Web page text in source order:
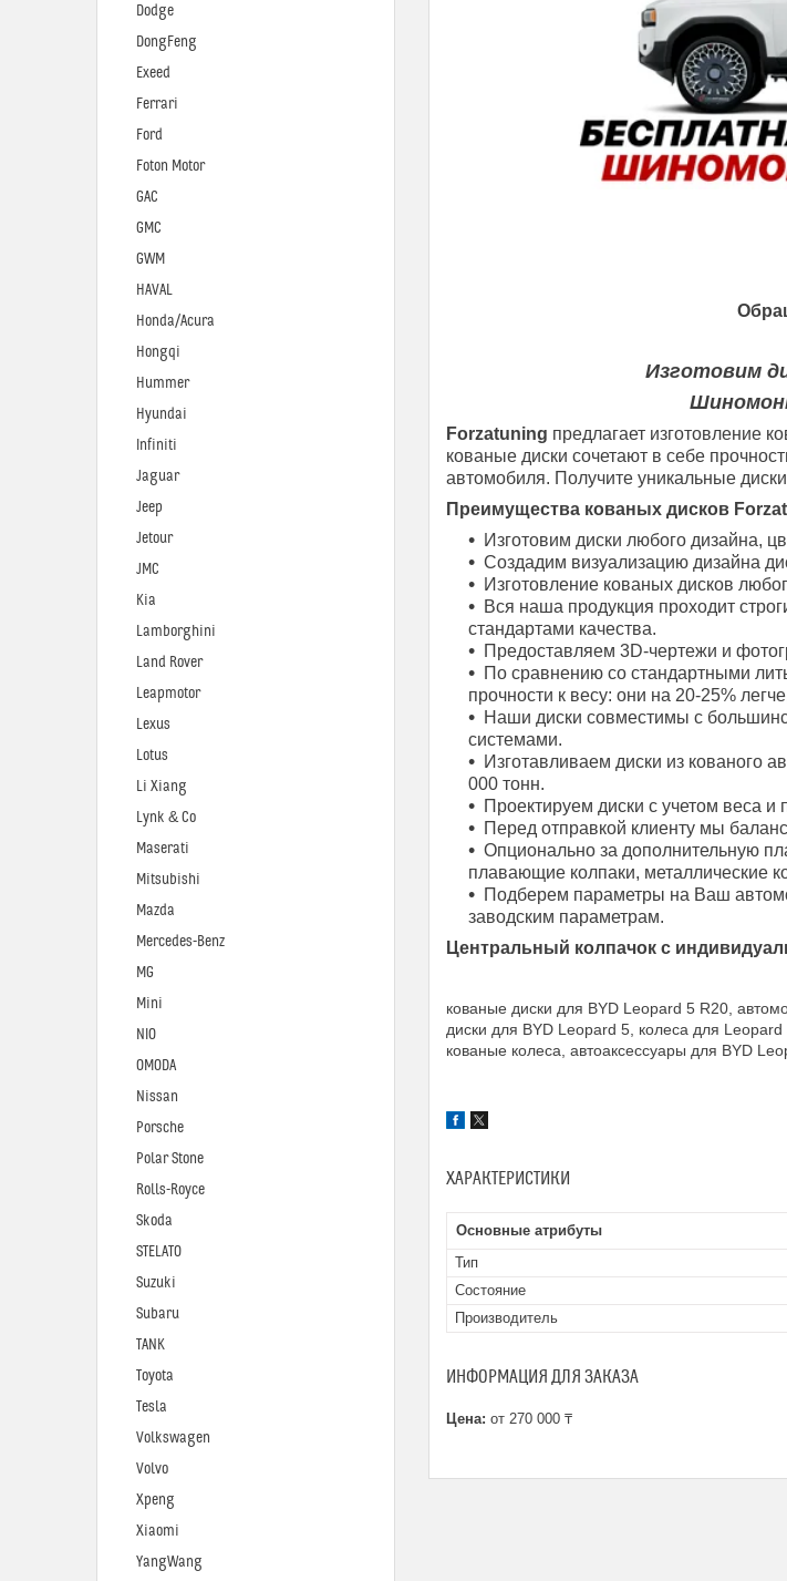
Изготовим
Forzatuning предлагает изготовление
кованые диски сочетают в себе
автомобиля. Получите уникальные
Преимущества кованых дисков
Изготовим диски любого дизайна,
Создадим визуализацию дизайна
Изготовление кованых дисков
Вся наша продукция проходит
стандартами качества.
Предоставляем 3D-чертежи и
По сравнению со стандартными
прочности к весу: они на 20-25%
Наши диски совместимы с
системами.
Изготавливаем диски из кованого
000 тонн.
Проектируем диски с учетом веса
Перед отправкой клиенту мы
Опционально за дополнительную
плавающие колпаки, металлические
Подберем параметры на Ваш
заводским параметрам.
Центральный колпачок с
кованые диски для BYD Leopard 5 R20,
диски для BYD Leopard 5, колеса для
кованые колеса, автоаксессуары для BYD
ХАРАКТЕРИСТИКИ
Основные атрибуты
Тип
Состояние
Производитель
ИНФОРМАЦИЯ ДЛЯ ЗАКАЗА
Цена: от 270 000 ₸
Dodge
DongFeng
Exeed
Ferrari
Ford
Foton Motor
GAC
GMC
GWM
HAVAL
Honda/Acura
Hongqi
Hummer
Hyundai
Infiniti
Jaguar
Jeep
Jetour
JMC
Kia
Lamborghini
Land Rover
Leapmotor
Lexus
Lotus
Li Xiang
Lynk & Co
Maserati
Mitsubishi
Mazda
Mercedes-Benz
MG
Mini
NIO
OMODA
Nissan
Porsche
Polar Stone
Rolls-Royce
Skoda
STELATO
Suzuki
Subaru
TANK
Toyota
Tesla
Volkswagen
Volvo
Xpeng
Xiaomi
YangWang